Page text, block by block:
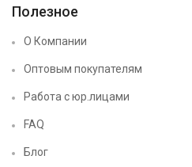
Полезное
О Компании
Оптовым покупателям
Работа с юр.лицами
FAQ
Блог